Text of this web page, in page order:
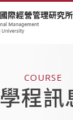
COURSE
學程訊